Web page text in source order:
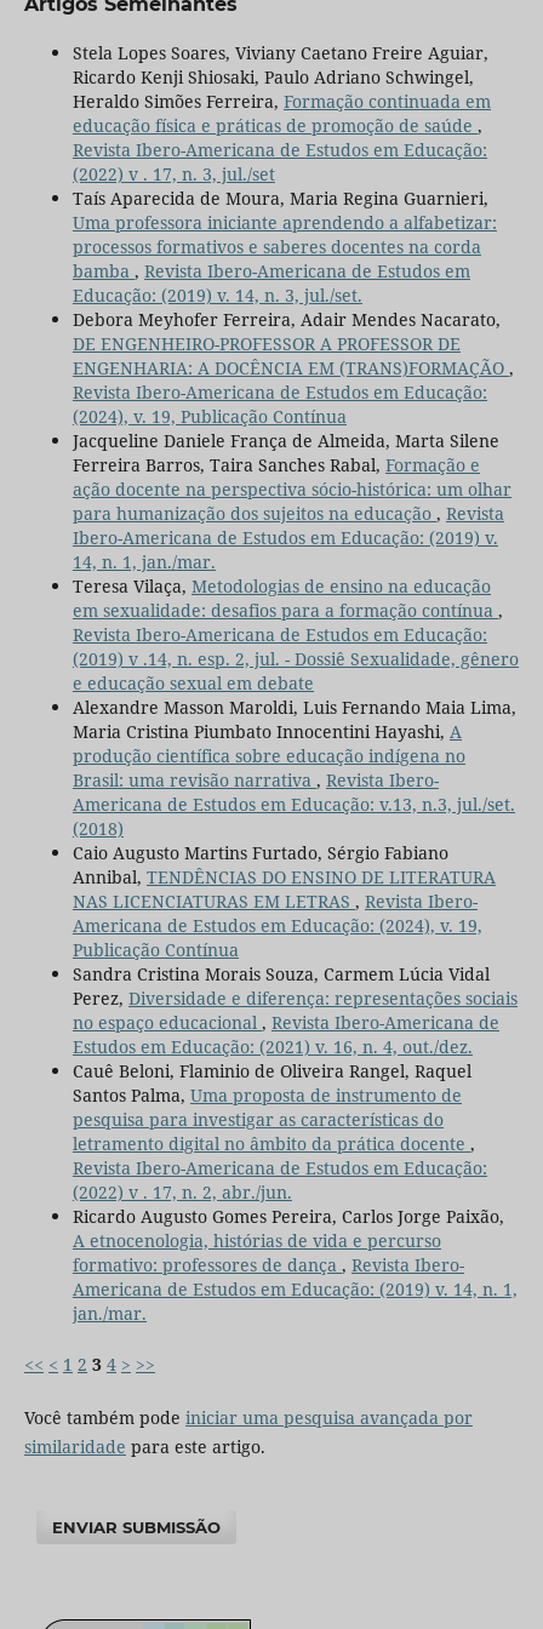
Stela Lopes Soares, Viviany Caetano Freire Aguiar,
Ricardo Kenji Shiosaki, Paulo Adriano Schwingel,
Heraldo Simões Ferreira, Formação continuada em
educação física e práticas de promoção de saúde ,
Revista Ibero-Americana de Estudos em Educação:
(2022) v . 17, n. 3, jul./set
Taís Aparecida de Moura, Maria Regina Guarnieri,
Uma professora iniciante aprendendo a alfabetizar:
processos formativos e saberes docentes na corda
bamba , Revista Ibero-Americana de Estudos em
Educação: (2019) v. 14, n. 3, jul./set.
Debora Meyhofer Ferreira, Adair Mendes Nacarato,
DE ENGENHEIRO-PROFESSOR A PROFESSOR DE
ENGENHARIA: A DOCÊNCIA EM (TRANS)FORMAÇÃO ,
Revista Ibero-Americana de Estudos em Educação:
(2024), v. 19, Publicação Contínua
Jacqueline Daniele França de Almeida, Marta Silene
Ferreira Barros, Taira Sanches Rabal, Formação e
ação docente na perspectiva sócio-histórica: um olhar
para humanização dos sujeitos na educação , Revista
Ibero-Americana de Estudos em Educação: (2019) v.
14, n. 1, jan./mar.
Teresa Vilaça, Metodologias de ensino na educação
em sexualidade: desafios para a formação contínua ,
Revista Ibero-Americana de Estudos em Educação:
(2019) v .14, n. esp. 2, jul. - Dossiê Sexualidade, gênero
e educação sexual em debate
Alexandre Masson Maroldi, Luis Fernando Maia Lima,
Maria Cristina Piumbato Innocentini Hayashi, A
produção científica sobre educação indígena no
Brasil: uma revisão narrativa , Revista Ibero-
Americana de Estudos em Educação: v.13, n.3, jul./set.
(2018)
Caio Augusto Martins Furtado, Sérgio Fabiano
Annibal, TENDÊNCIAS DO ENSINO DE LITERATURA
NAS LICENCIATURAS EM LETRAS , Revista Ibero-
Americana de Estudos em Educação: (2024), v. 19,
Publicação Contínua
Sandra Cristina Morais Souza, Carmem Lúcia Vidal
Perez, Diversidade e diferença: representações sociais
no espaço educacional , Revista Ibero-Americana de
Estudos em Educação: (2021) v. 16, n. 4, out./dez.
Cauê Beloni, Flaminio de Oliveira Rangel, Raquel
Santos Palma, Uma proposta de instrumento de
pesquisa para investigar as características do
letramento digital no âmbito da prática docente ,
Revista Ibero-Americana de Estudos em Educação:
(2022) v . 17, n. 2, abr./jun.
Ricardo Augusto Gomes Pereira, Carlos Jorge Paixão,
A etnocenologia, histórias de vida e percurso
formativo: professores de dança , Revista Ibero-
Americana de Estudos em Educação: (2019) v. 14, n. 1,
jan./mar.
<< < 1 2 3 4 > >>
Você também pode iniciar uma pesquisa avançada por
similaridade para este artigo.
ENVIAR SUBMISSÃO